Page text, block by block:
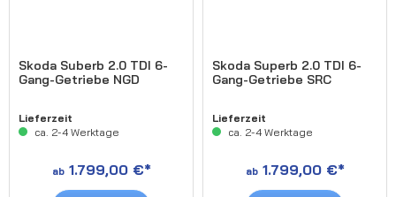
Skoda Suberb 2.0 TDI 6-
Gang-Getriebe NGD
Lieferzeit
ca. 2-4 Werktage
ab1.799,00 €*
Skoda Superb 2.0 TDI 6-
Gang-Getriebe SRC
Lieferzeit
ca. 2-4 Werktage
ab1.799,00 €*